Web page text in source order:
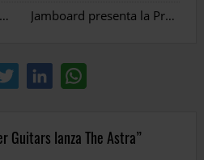
Jamboard presenta la Pro Deluxe Pedalboard
Guitars lanza The Astra